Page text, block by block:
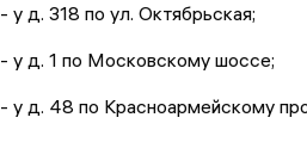
- у д. 318 по ул. Октябрьская;
- у д. 1 по Московскому шоссе;
- у д. 48 по Красноармейскому